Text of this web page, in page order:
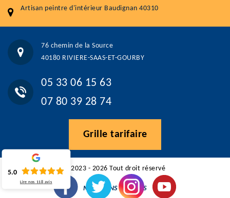
Artisan peintre d'intérieur Baudignan 40310
76 chemin de la Source
40180 RIVIERE-SAAS-ET-GOURBY
05 33 06 15 63
07 80 39 28 74
Grille tarifaire
76 chemin de la Source 40180 RIVIERE-SAAS-ET-GOURBY
©2023 - 2026 Tout droit réservé
MENTIONS LÉGALES
5.0
Lire nos 118 avis